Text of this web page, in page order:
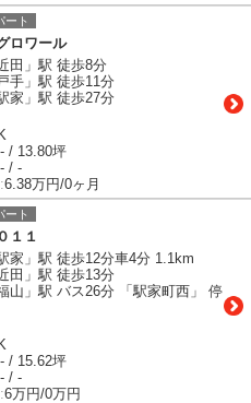
ート
ロワール
田」駅 徒歩8分
手」駅 徒歩11分
家」駅 徒歩27分
- / 13.80坪
- / -
6.38万円/0ヶ月
ート
１１
家」駅 徒歩12分車4分 1.1km
田」駅 徒歩13分
山」駅 バス26分 「駅家町西」 停
- / 15.62坪
- / -
6万円/0万円